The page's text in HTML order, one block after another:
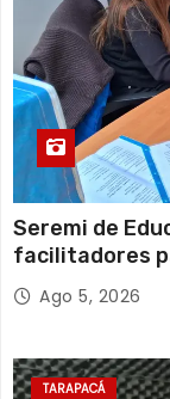
Seremi de
facilitadores
Escolar 2027
Ago 5, 2026
TARAPACÁ